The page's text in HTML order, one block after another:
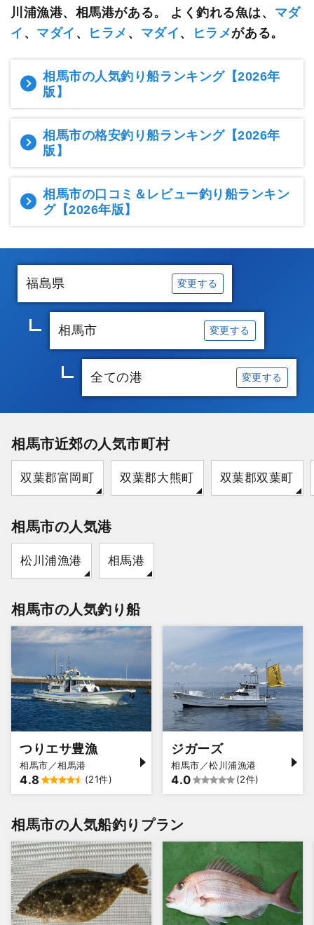
川浦漁港、相馬港がある。 よく釣れる魚は、 マダ
イ 、 マダイ 、 ヒラメ 、 マダイ、 ヒラメがある。
相馬市の人気釣り船ランキング【2026年
版】
相馬市の格安釣り船ランキング【2026年
版】
相馬市の口コミ＆レビュー釣り船ランキン
グ【2026年版】
福島県 変更する
相馬市 変更する
全ての港 変更する
相馬市近郊の人気市町村
双葉郡富岡町 双葉郡大熊町 双葉郡双葉町
相馬市の人気港
松川浦漁港 相馬港
相馬市の人気釣り船
つりエサ豊漁
相馬市／相馬港
4.8 (21件)
ジガーズ
相馬市／松川浦漁港
4.0 (2件)
相馬市の人気船釣りプラン